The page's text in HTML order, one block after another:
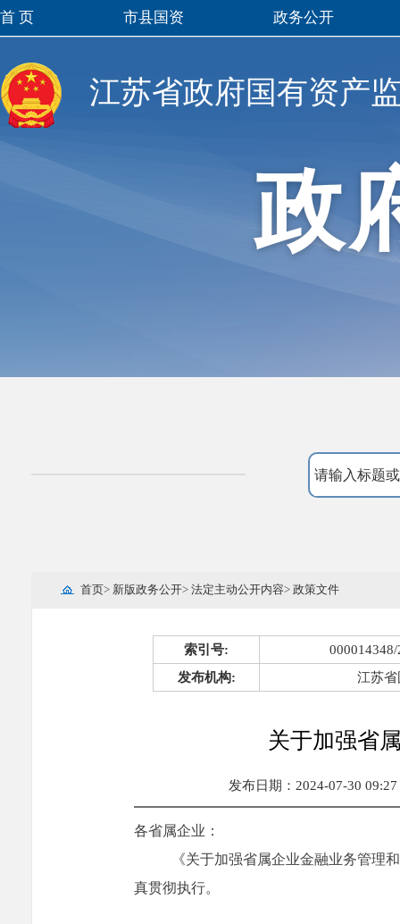
首 页 市县国资 政务公开
江苏省政府国有资产
政
首页> 新版政务公开> 法定主动公开内容> 政策文件
索引号:
发布机构:
江苏
关于加强省
发布日期：2024-07-30 09:27
各省属企业：
《关于加强省属企业金融业务管理
真贯彻执行。